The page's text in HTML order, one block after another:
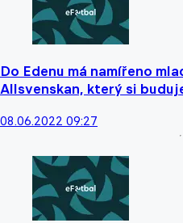
Do Edenu má namířeno
Allsvenskan, který si
08.06.2022 09:27